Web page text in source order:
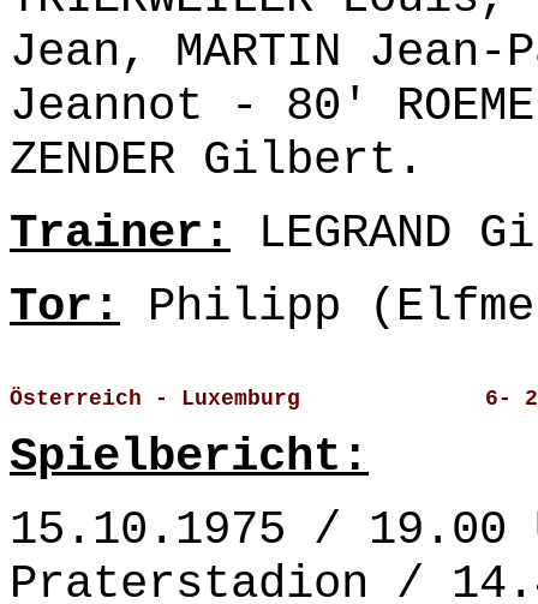
Jean, MARTIN Jean-
Jeannot - 80'
ZENDER Gilbert.
Trainer: LEGRAND
Tor: Philipp
Österreich - Luxemburg              6-
Spielbericht:
15.10.1975 /
Praterstadion /